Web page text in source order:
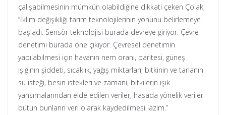
çalışabilmesinin mümkün olabildiğine dikkati çeken Çolak,
“İklim değişikliği tarım teknolojilerinin yönünü belirlemeye
başladı. Sensör teknolojisi burada devreye giriyor. Çevre
denetimi burada öne çıkıyor. Çevresel denetimin
yapılabilmesi için havanın nem oranı, paritesi, güneş
ışığının şiddeti, sıcaklık, yağış miktarları, bitkinin ve tarlanın
su isteği, besin istekleri ve zamanı, bitkilerin ışık
yansımalarından elde edilen veriler, hasada yönelik veriler
bütün bunların veri olarak kaydedilmesi lazım.”